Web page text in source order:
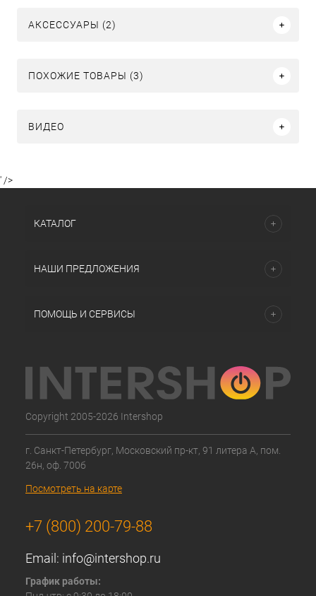
АКСЕССУАРЫ (2)
ПОХОЖИЕ ТОВАРЫ (3)
ВИДЕО
' />
КАТАЛОГ
НАШИ ПРЕДЛОЖЕНИЯ
ПОМОЩЬ И СЕРВИСЫ
Copyright 2005-2026 Intershop
г. Санкт-Петербург, Московский пр-кт, 91 литера А, пом.
26н, оф. 700б
Посмотреть на карте
+7 (800) 200-79-88
Email: info@intershop.ru
График работы: